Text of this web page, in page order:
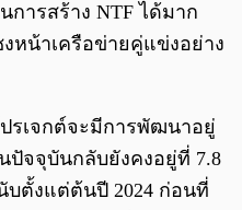
ารสร้าง NTF ได้มาก
หน้าเครือข่ายคู่แข่งอย่าง
รเจกต์จะมีการพัฒนาอยู่
ปัจจุบันกลับยังคงอยู่ที่ 7.8
บตั้งแต่ต้นปี 2024 ก่อนที่